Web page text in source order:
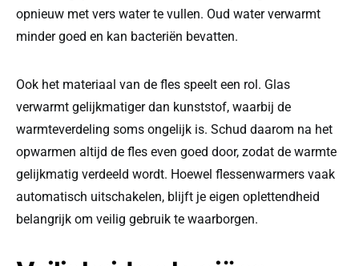
opnieuw met vers water te vullen. Oud water verwarmt
minder goed en kan bacteriën bevatten.
Ook het materiaal van de fles speelt een rol. Glas
verwarmt gelijkmatiger dan kunststof, waarbij de
warmteverdeling soms ongelijk is. Schud daarom na het
opwarmen altijd de fles even goed door, zodat de warmte
gelijkmatig verdeeld wordt. Hoewel flessenwarmers vaak
automatisch uitschakelen, blijft je eigen oplettendheid
belangrijk om veilig gebruik te waarborgen.